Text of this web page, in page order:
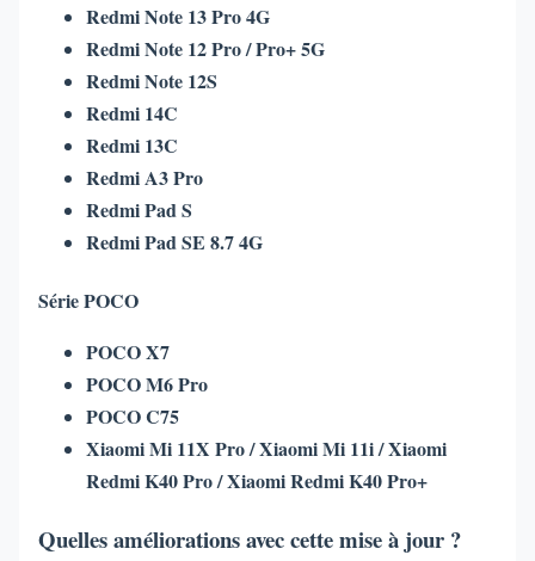
Redmi Note 13 Pro 4G
Redmi Note 12 Pro / Pro+ 5G
Redmi Note 12S
Redmi 14C
Redmi 13C
Redmi A3 Pro
Redmi Pad S
Redmi Pad SE 8.7 4G
Série POCO
POCO X7
POCO M6 Pro
POCO C75
Xiaomi Mi 11X Pro / Xiaomi Mi 11i / Xiaomi
Redmi K40 Pro / Xiaomi Redmi K40 Pro+
Quelles améliorations avec cette mise à jour ?